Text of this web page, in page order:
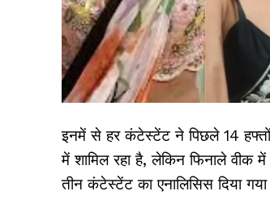
इनमें से हर कंटेस्टेंट ने पिछले 14
में शामिल रहा है, लेकिन फिनाले वीक
तीन कंटेस्टेंट का एनालिसिस दिया